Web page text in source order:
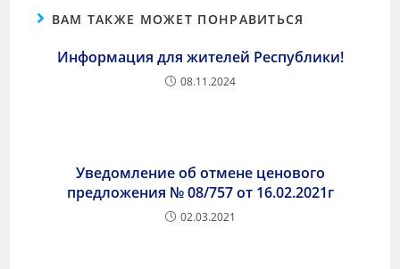
ВАМ ТАКЖЕ МОЖЕТ ПОНРАВИТЬСЯ
Информация для жителей Республики!
08.11.2024
Уведомление об отмене ценового
предложения № 08/757 от 16.02.2021г
02.03.2021